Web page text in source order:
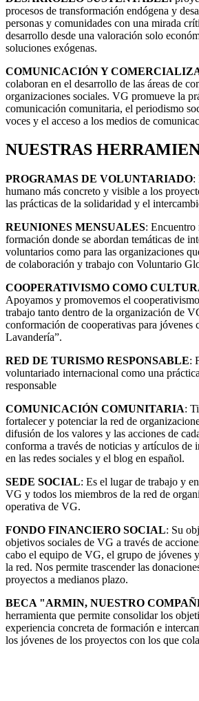
procesos de transformación endógena y
personas y comunidades con una mirada
desarrollo desde una valoración solo
soluciones exógenas.
COMUNICACIÓN Y
colaboran en el desarrollo de las áreas de
organizaciones sociales. VG promueve la
comunicación comunitaria, el periodismo
voces y el acceso a los medios de
NUESTRAS
PROGRAMAS DE VOLUNTARIADO:
humano más concreto y visible a los
las prácticas de la solidaridad y el
REUNIONES MENSUALES: Encuentro
formación donde se abordan temáticas de
voluntarios como para las organizaciones
de colaboración y trabajo con Voluntario
COOPERATIVISMO COMO
Apoyamos y promovemos el
trabajo tanto dentro de la organización de
conformación de cooperativas para jóvenes
Lavandería”.
RED DE TURISMO RESPONSABLE:
voluntariado internacional como una
responsable
COMUNICACIÓN COMUNITARIA:
fortalecer y potenciar la red de
difusión de los valores y las acciones de
conforma a través de noticias y artículos de
en las redes sociales y el blog en español.
SEDE SOCIAL: Es el lugar de trabajo y
VG y todos los miembros de la red de
operativa de VG.
FONDO FINANCIERO SOCIAL: Su
objetivos sociales de VG a través de
cabo el equipo de VG, el grupo de jóvenes
la red. Nos permite trascender las
proyectos a medianos plazo.
BECA "ARMIN, NUESTRO
herramienta que permite consolidar los
experiencia concreta de formación e
los jóvenes de los proyectos con los que